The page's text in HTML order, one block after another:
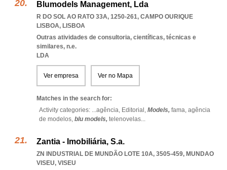
Blumodels Management, Lda
R DO SOL AO RATO 33A, 1250-261, CAMPO OURIQUE
LISBOA, LISBOA
Outras atividades de consultoria, científicas, técnicas e
similares, n.e.
LDA
Ver empresa Ver no Mapa
Matches in the search for:
Activity categories: ...agência, Editorial, Models, fama, agência
de modelos, blu models, telenovelas...
Zantia - Imobiliária, S.a.
ZN INDUSTRIAL DE MUNDÃO LOTE 10A, 3505-459, MUNDAO
VISEU, VISEU